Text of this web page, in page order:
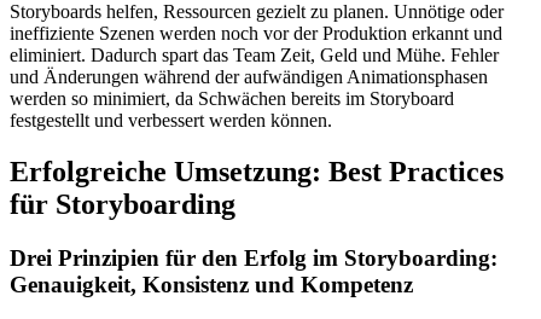
Storyboards helfen, Ressourcen gezielt zu planen. Unnötige oder
ineffiziente Szenen werden noch vor der Produktion erkannt und
eliminiert. Dadurch spart das Team Zeit, Geld und Mühe. Fehler
und Änderungen während der aufwändigen Animationsphasen
werden so minimiert, da Schwächen bereits im Storyboard
festgestellt und verbessert werden können.
Erfolgreiche Umsetzung: Best Practices
für Storyboarding
Drei Prinzipien für den Erfolg im Storyboarding:
Genauigkeit, Konsistenz und Kompetenz